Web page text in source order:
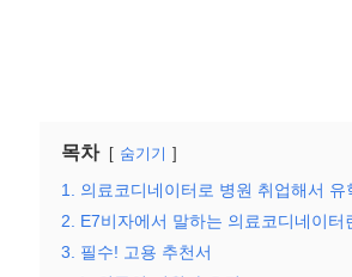
목차 숨기기
1. 의료코디네이터로 병원 취업해서 유
2. E7비자에서 말하는 의료코디네이터
3. 필수! 고용 추천서